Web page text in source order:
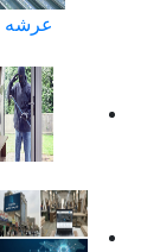
عرشه